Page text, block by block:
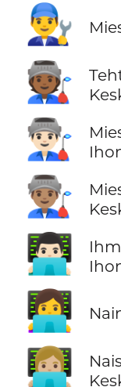
👨‍🔧
🧑🏾‍🏭
👨🏻‍🏭
👨🏽‍🏭
👨🏻‍💻
👩‍💻
👩🏼‍💻